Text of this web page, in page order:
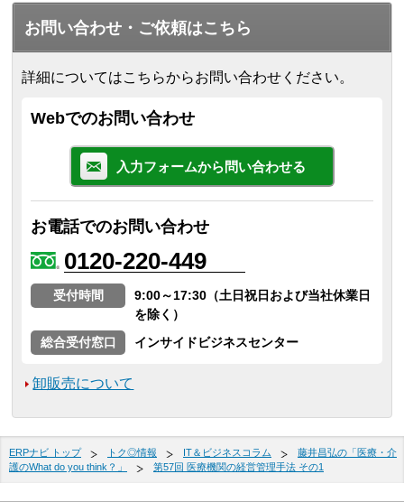
お問い合わせ・ご依頼はこちら
詳細についてはこちらからお問い合わせください。
Webでのお問い合わせ
入力フォームから問い合わせる
お電話でのお問い合わせ
0120-220-449
受付時間
9:00～17:30（土日祝日および当社休業日
を除く）
総合受付窓口
インサイドビジネスセンター
卸販売について
ERPナビ トップ トク◎情報 IT＆ビジネスコラム
藤井昌弘の「医療・介
護のWhat do you think？」
第57回 医療機関の経営管理手法 その1